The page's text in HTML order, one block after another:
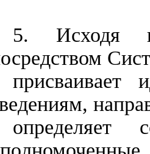
5. Исходя
присваивает
определяет